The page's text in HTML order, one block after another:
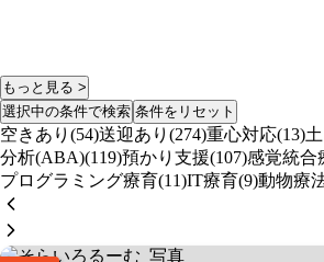
もっと見る >
選択中の条件で検索 条件をリセット
空きあり(54)送迎あり(274)重心対応(13)
分析(ABA)(119)預かり支援(107)感覚統合
プログラミング療育(11)IT療育(9)動物療